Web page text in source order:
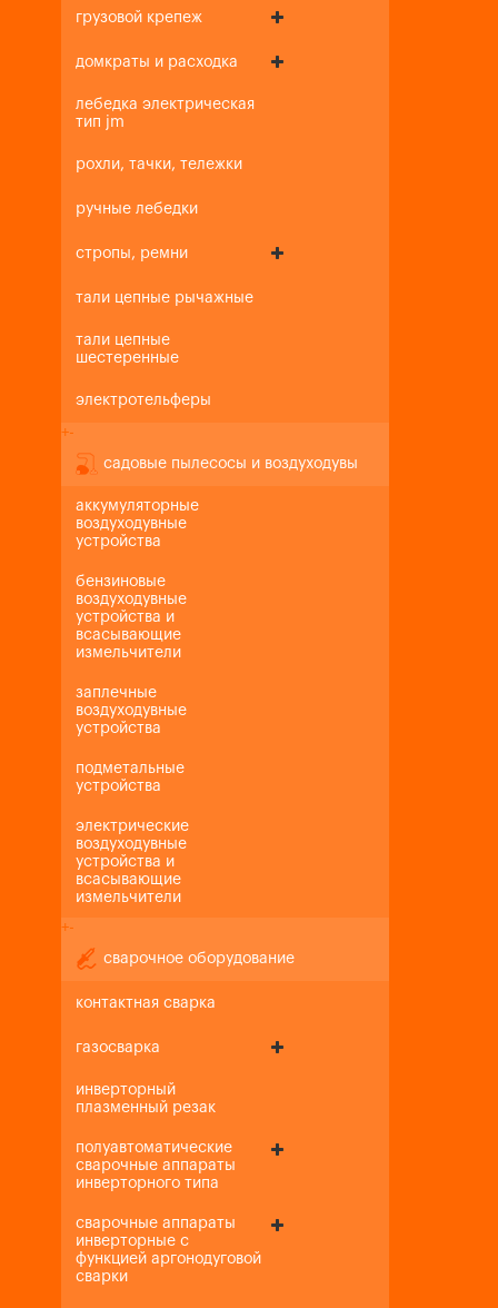
грузовой крепеж
домкраты и расходка
лебедка электрическая
тип jm
рохли, тачки, тележки
ручные лебедки
стропы, ремни
тали цепные рычажные
тали цепные
шестеренные
электротельферы
+-
садовые пылесосы и воздуходувы
аккумуляторные
воздуходувные
устройства
бензиновые
воздуходувные
устройства и
всасывающие
измельчители
заплечные
воздуходувные
устройства
подметальные
устройства
электрические
воздуходувные
устройства и
всасывающие
измельчители
+-
сварочное оборудование
контактная сварка
газосварка
инверторный
плазменный резак
полуавтоматические
сварочные аппараты
инверторного типа
сварочные аппараты
инверторные с
функцией аргонодуговой
сварки